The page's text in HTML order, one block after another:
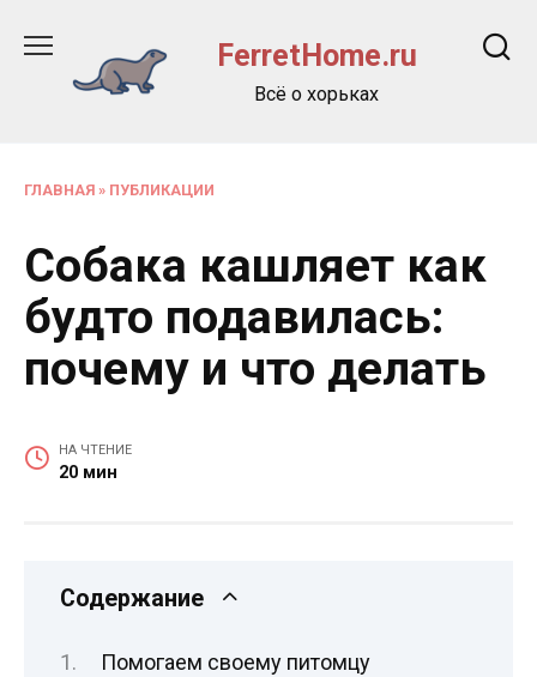
содержанию
FerretHome.ru
Всё о хорьках
ГЛАВНАЯ » ПУБЛИКАЦИИ
Собака кашляет как
будто подавилась:
почему и что делать
НА ЧТЕНИЕ
20 мин
Содержание
Помогаем своему питомцу